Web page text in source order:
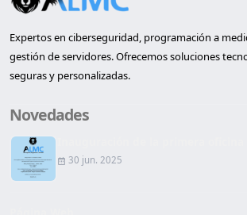
Expertos en ciberseguridad, programación a
gestión de servidores. Ofrecemos soluciones
seguras y personalizadas.
Novedades
30 jun. 2025